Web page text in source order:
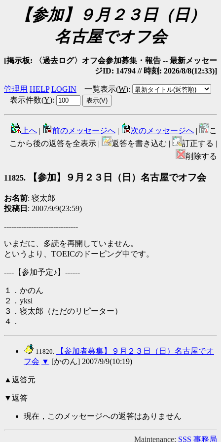
【参加】９月２３日（日）
名古屋でオフ会
[掲示板: 〈過去ログ〉オフ会参加募集・報告 -- 最新メッセー
ジID: 14794 // 時刻: 2026/8/8(12:33)]
管理用 HELP LOGIN 一覧表示(W):
表示件数(Y):
上へ | 前のメッセージへ | 次のメッセージへ |
こ
こから後の返答を全表示 |
返答を書き込む |
訂正する |
削除する
11825. 【参加】９月２３日（日）名古屋でオフ会
お名前: 寝太郎
投稿日 : 2007/9/9(23:59)
------------------------------
いまだに、多読を再開していません。
というより、TOEICのドーピング中です。
----【参加予定♪】------
１．かのん
２．yksi
３．寝太郎（ただのリピーター）
４．
11820.
【参加者募集】９月２３日（日）名古屋でオ
フ会 ▼ [かのん] 2007/9/9(10:19)
▲返答元
▼返答
現在，このメッセージへの返答はありません
Maintenance: SSS 事務局